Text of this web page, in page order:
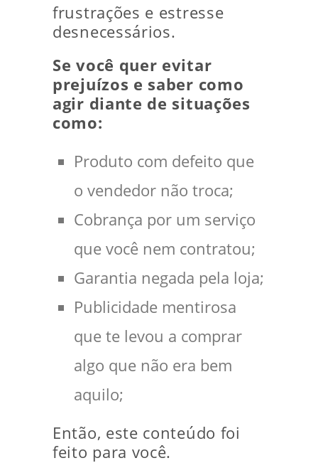
frustrações e estresse
desnecessários.
Se você quer evitar
prejuízos e saber como
agir diante de situações
como:
Produto com defeito que
o vendedor não troca;
Cobrança por um serviço
que você nem contratou;
Garantia negada pela loja;
Publicidade mentirosa
que te levou a comprar
algo que não era bem
aquilo;
Então, este conteúdo foi
feito para você.